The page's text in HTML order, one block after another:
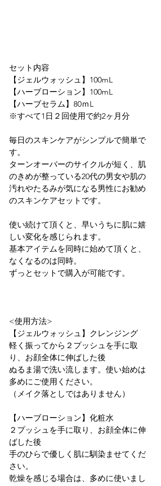
セット内容
【ジェルウォッシュ】100mL
【ハーブローション】100mL
【ハーブセラム】80ｍL
※すべて1日２回使用で約2ヶ月分
毎日のスキンケアがシンプルで簡単で
す。
ターンオーバーのサイクルが短く、肌
のきめが整っている20代の男女や肌の
汚れやたるみが気になる男性にお勧め
のスキンケアセットです。
使い続けて頂くと、早いうちに肌に嬉
しい変化を感じられます。
基本アイテムを同時に始めて頂くと、
なくなるのは同時。
ずっとセットで購入が可能です。
<使用方法>
【ジェルウォッシュ】クレンジング
軽く振ってから２プッシュを手に取
り、お顔全体に伸ばした後
ぬるま湯で洗い流します。使い始めは
多めにご使用ください。
（メイク落としではありません）
【ハーブローション】化粧水
２プッシュを手に取り、お顔全体に伸
ばした後
手のひらで優しく肌に馴染ませてくだ
さい。
乾燥を感じる場合は、多めに使いまし